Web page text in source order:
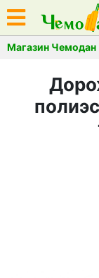
Магазин Чемодан